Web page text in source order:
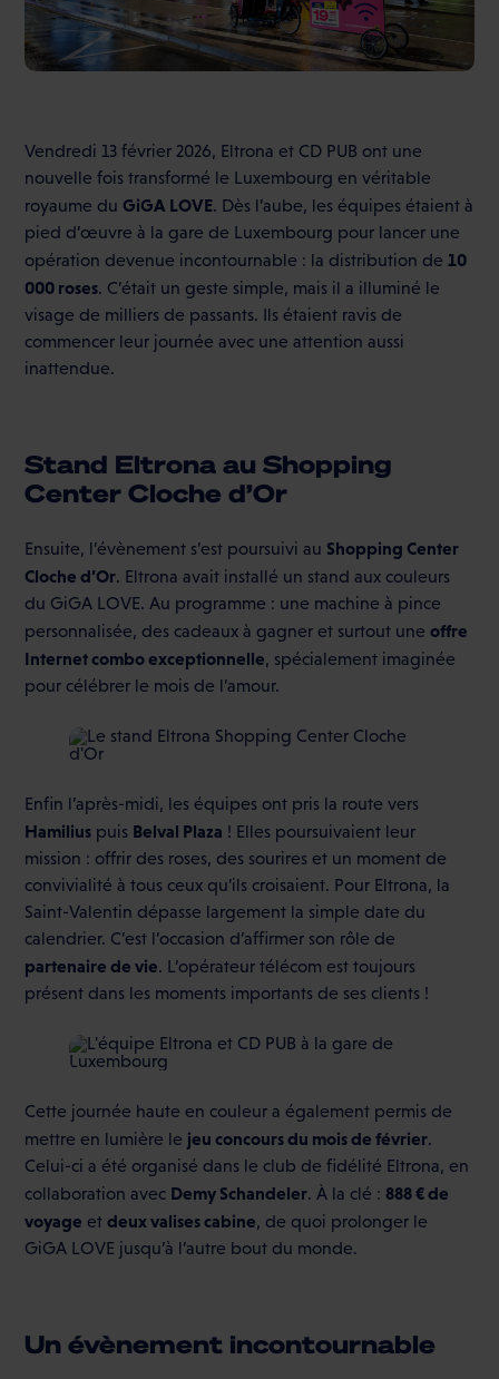
Vendredi 13 février 2026, Eltrona et CD PUB ont une
nouvelle fois transformé le Luxembourg en véritable
royaume duGiGA LOVE. Dès l’aube, les équipes étaient à
pied d’œuvre à la gare de Luxembourg pour lancer une
opération devenue incontournable : la distribution de10
000 roses. C’était un geste simple, mais il a illuminé le
visage de milliers de passants. Ils étaient ravis de
commencer leur journée avec une attention aussi
inattendue.
Stand Eltrona au Shopping
Center Cloche d’Or
Ensuite, l’évènement s’est poursuivi au Shopping Center
Cloche d’Or. Eltrona avait installé un stand aux couleurs
du GiGA LOVE. Au programme : une machine à pince
personnalisée, des cadeaux à gagner et surtout uneoffre
Internet combo exceptionnelle, spécialement imaginée
pour célébrer le mois de l’amour.
Enfin l’après-midi, les équipes ont pris la route vers
Hamilius puis Belval Plaza ! Elles poursuivaient leur
mission : offrir des roses, des sourires et un moment de
convivialité à tous ceux qu’ils croisaient. Pour Eltrona, la
Saint-Valentin dépasse largement la simple date du
calendrier. C’est l’occasion d’affirmer son rôle de
partenaire de vie. L’opérateur télécom est toujours
présent dans les moments importants de ses clients !
Cette journée haute en couleur a également permis de
mettre en lumière le jeu concours du mois de février.
Celui-ci a été organisé dans le club de fidélité Eltrona, en
collaboration avec Demy Schandeler. À la clé : 888 € de
voyage etdeux valises cabine, de quoi prolonger le
GiGA LOVE jusqu’à l’autre bout du monde.
Un évènement incontournable